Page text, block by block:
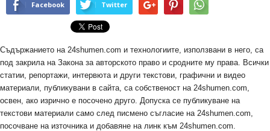
Facebook Twitter
Съдържанието на 24shumen.com и технологиите, използвани в него, са
под закрила на Закона за авторското право и сродните му права. Всички
статии, репортажи, интервюта и други текстови, графични и видео
материали, публикувани в сайта, са собственост на 24shumen.com,
освен, ако изрично е посочено друго. Допуска се публикуване на
текстови материали само след писмено съгласие на 24shumen.com,
посочване на източника и добавяне на линк към 24shumen.com.